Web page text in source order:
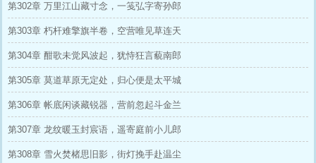
第302章 万里江山藏寸念，一笺弘字寄孙郎
第303章 朽杆难擎旗半卷，空营唯见草连天
第304章 酣歌未觉风波起，犹恃狂言藐南郎
第305章 莫道草原无定处，归心便是太平城
第306章 帐底闲谈藏锐器，营前忽起斗金兰
第307章 龙纹暖玉封宸语，遥寄庭前小儿郎
第308章 雪火焚楮思旧影，街灯挽手赴温尘